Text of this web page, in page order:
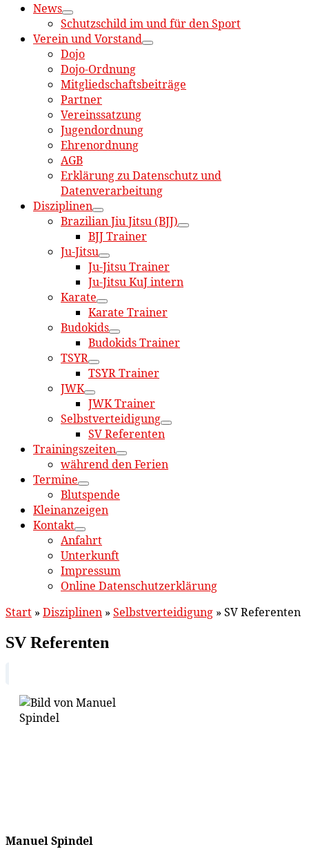
News
Schutzschild im und für den Sport
Verein und Vorstand
Dojo
Dojo-Ordnung
Mitgliedschaftsbeiträge
Partner
Vereinssatzung
Jugendordnung
Ehrenordnung
AGB
Erklärung zu Datenschutz und
Datenverarbeitung
Disziplinen
Brazilian Jiu Jitsu (BJJ)
BJJ Trainer
Ju-Jitsu
Ju-Jitsu Trainer
Ju-Jitsu KuJ intern
Karate
Karate Trainer
Budokids
Budokids Trainer
TSYR
TSYR Trainer
JWK
JWK Trainer
Selbstverteidigung
SV Referenten
Trainingszeiten
während den Ferien
Termine
Blutspende
Kleinanzeigen
Kontakt
Anfahrt
Unterkunft
Impressum
Online Datenschutzerklärung
Start » Disziplinen » Selbstverteidigung » SV Referenten
SV Referenten
Manuel Spindel